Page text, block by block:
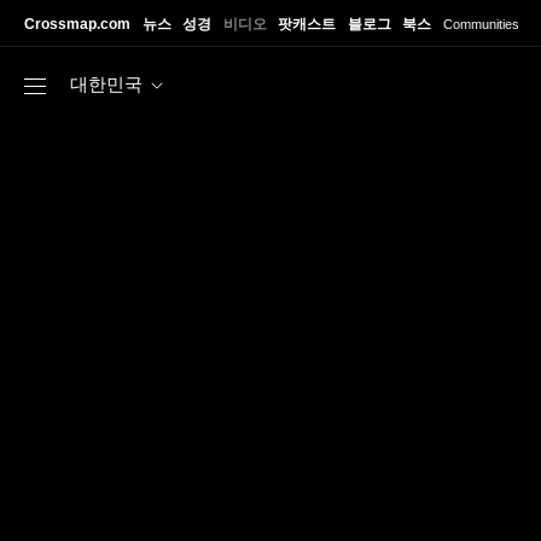
Crossmap.com 뉴스 성경 비디오 팟캐스트 블로그 북스 Communities
대한민국